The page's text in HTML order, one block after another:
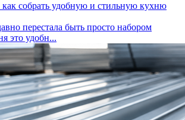
собрать удобную и стильную кухню
перестала быть просто набором
это удобн...